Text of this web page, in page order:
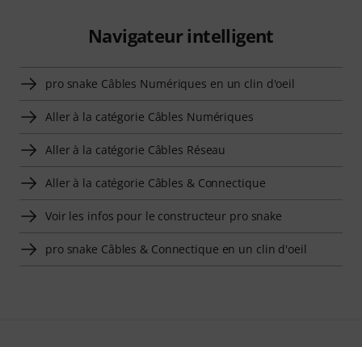
Navigateur intelligent
pro snake Câbles Numériques en un clin d'oeil
Aller à la catégorie Câbles Numériques
Aller à la catégorie Câbles Réseau
Aller à la catégorie Câbles & Connectique
Voir les infos pour le constructeur pro snake
pro snake Câbles & Connectique en un clin d'oeil